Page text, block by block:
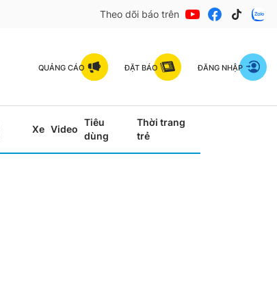
Theo dõi báo trên
QUẢNG CÁO ĐẶT BÁO ĐĂNG NHẬP
Xe Video
Tiêu
dùng
Thời trang
trẻ